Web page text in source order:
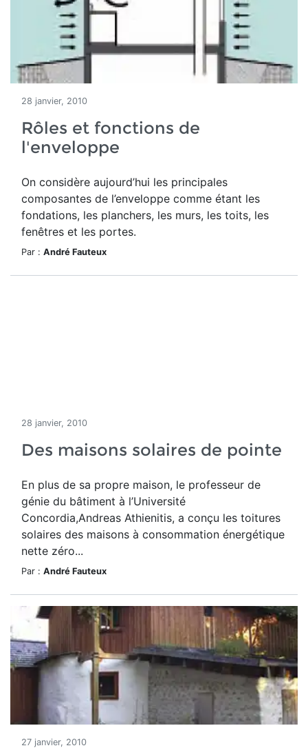
28 janvier, 2010
Rôles et fonctions de
l'enveloppe
On considère aujourd’hui les principales
composantes de l’enveloppe comme étant les
fondations, les planchers, les murs, les toits, les
fenêtres et les portes.
Par : André Fauteux
28 janvier, 2010
Des maisons solaires de pointe
En plus de sa propre maison, le professeur de
génie du bâtiment à l’Université
Concordia,Andreas Athienitis, a conçu les toitures
solaires des maisons à consommation énergétique
nette zéro...
Par : André Fauteux
27 janvier, 2010